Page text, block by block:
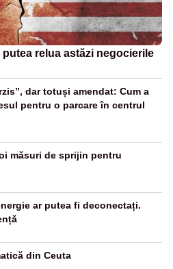
relua astăzi negocierile
dar totuși amendat: Cum a
pentru o parcare în centrul
măsuri de sprijin pentru
ar putea fi deconectați.
din Ceuta